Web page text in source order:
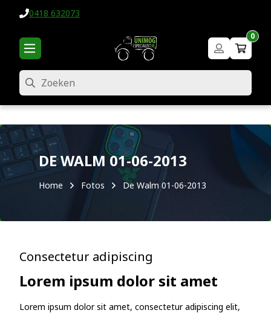
0418 632073
0
Zoeken
DE WALM 01-06-2013
Home Fotos De Walm 01-06-2013
Consectetur adipiscing
Lorem ipsum dolor sit amet
Lorem ipsum dolor sit amet, consectetur adipiscing elit,